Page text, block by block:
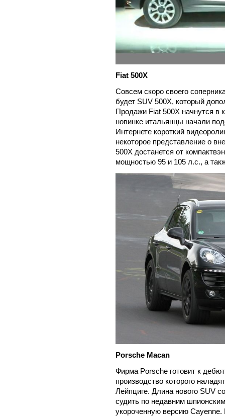
Fiat 500X
Совсем скоро своего
будет SUV 500X, который
Продажи Fiat 500X начнутся в
новинке итальянцы начали
Интернете короткий
некоторое представление о
500X достанется от
мощностью 95 и 105 л.с., а
Porsche Macan
Фирма Porsche готовит к
производство которого
Лейпциге. Длина нового SUV
судить по недавним
укороченную версию